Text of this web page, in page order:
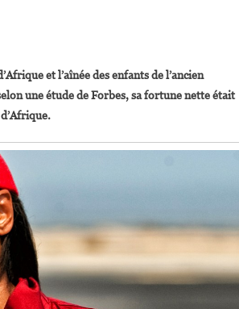
et l’aînée des enfants de l’ancien
une étude de Forbes, sa fortune nette était